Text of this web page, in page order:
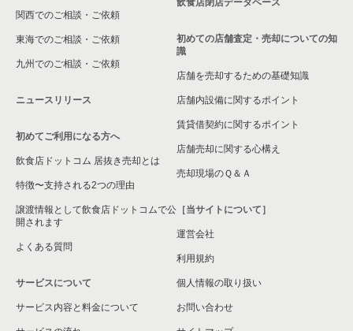
関西でのご相談・ご依頼
東海でのご相談・ご依頼
九州でのご相談・ご依頼
ニュースリリース
初めてご利用になる方へ
飲食店ドットコム 居抜き売却とは
特徴〜支持される2つの理由
譲渡情報として飲食店ドットコムで公
開されます
よくある質問
サービスについて
サービス内容と料金について
初めての店舗査定・売却についての知
識
店舗を売却するための基礎知識
店舗内設備に関するポイント
賃貸借契約に関するポイント
店舗売却に関する心構え
売却現場のＱ＆Ａ
［当サイトについて］
運営会社
利用規約
個人情報の取り扱い
お問い合わせ